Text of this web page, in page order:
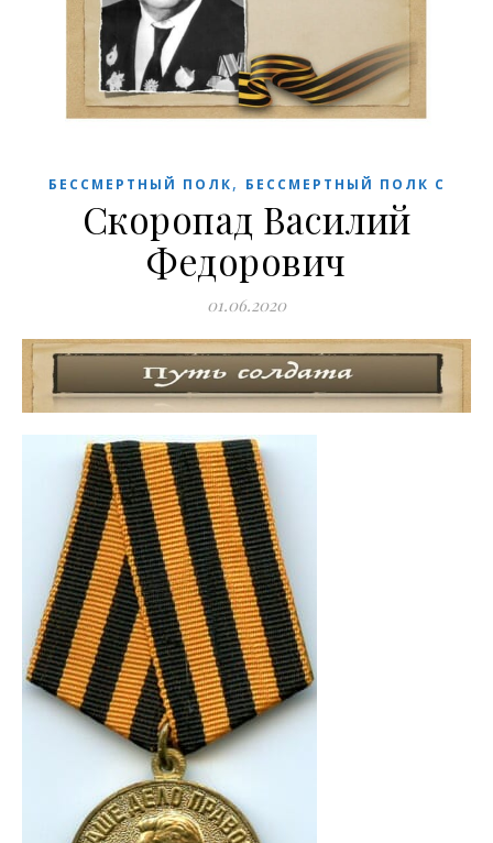
БЕССМЕРТНЫЙ ПОЛК, БЕССМЕРТНЫЙ ПОЛК С
Скоропад Василий
Федорович
01.06.2020